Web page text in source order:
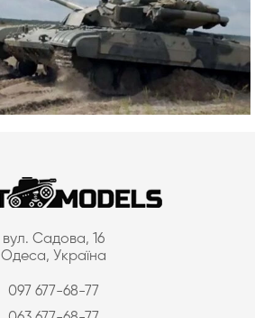
вул. Садова, 16
Одеса, Україна
097 677-68-77